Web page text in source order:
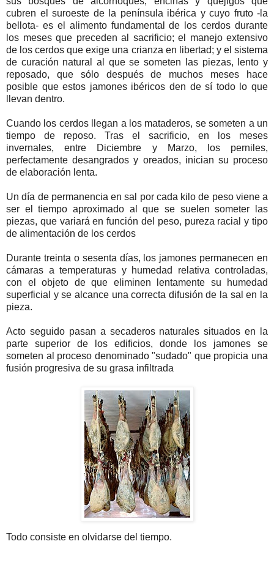
cubren el suroeste de la península ibérica y cuyo fruto -la
bellota- es el alimento fundamental de los cerdos durante
los meses que preceden al sacrificio; el manejo extensivo
de los cerdos que exige una crianza en libertad; y el sistema
de curación natural al que se someten las piezas, lento y
reposado, que sólo después de muchos meses hace
posible que estos jamones ibéricos den de sí todo lo que
llevan dentro.
Cuando los cerdos llegan a los mataderos, se someten a un
tiempo de reposo. Tras el sacrificio, en los meses
invernales, entre Diciembre y Marzo, los perniles,
perfectamente desangrados y oreados, inician su proceso
de elaboración lenta.
Un día de permanencia en sal por cada kilo de peso viene a
ser el tiempo aproximado al que se suelen someter las
piezas, que variará en función del peso, pureza racial y tipo
de alimentación de los cerdos
Durante treinta o sesenta días, los jamones permanecen en
cámaras a temperaturas y humedad relativa controladas,
con el objeto de que eliminen lentamente su humedad
superficial y se alcance una correcta difusión de la sal en la
pieza.
Acto seguido pasan a secaderos naturales situados en la
parte superior de los edificios, donde los jamones se
someten al proceso denominado "sudado" que propicia una
fusión progresiva de su grasa infiltrada
Todo consiste en olvidarse del tiempo.